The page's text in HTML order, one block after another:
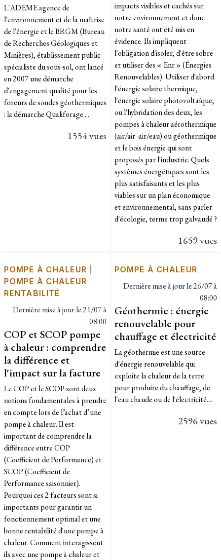
L'ADEME agence de
l'environnement et de la maîtrise
de l'énergie et le BRGM (Bureau
de Recherches Géologiques et
Minières), établissement public
spécialiste du sous-sol, ont lancé
en 2007 une démarche
d'engagement qualité pour les
foreurs de sondes géothermiques
: la démarche Qualiforage....
1554 vues
impacts visibles et cachés sur
notre environnement et donc
notre santé ont été mis en
évidence. Ils impliquent
l'obligation d'isoler, d'être sobre
et utiliser des « Enr » (Énergies
Renouvelables). Utiliser d'abord
l'énergie solaire thermique,
l'énergie solaire photovoltaïque,
ou l'hybridation des deux, les
pompes à chaleur aérothermique
(air/air -air/eau) ou géothermique
et le bois énergie qui sont
proposés par l'industrie. Quels
systèmes énergétiques sont les
plus satisfaisants et les plus
viables sur un plan économique
et environnemental, sans parler
d'écologie, terme trop galvaudé ?
1659 vues
POMPE À CHALEUR
POMPE À CHALEUR
RENTABILITÉ
Dernière mise à jour le21/07 à
08:00
COP et SCOP pompe
à chaleur : comprendre
la différence et
l'impact sur la facture
Le COP et le SCOP sont deux
notions fondamentales à prendre
en compte lors de l’achat d’une
pompe à chaleur. Il est
important de comprendre la
différence entre COP
(Coefficient de Performance) et
SCOP (Coefficient de
Performance saisonnier).
Pourquoi ces 2 facteurs sont si
importants pour garantir un
fonctionnement optimal et une
bonne rentabilité d'une pompe à
chaleur. Comment interagissent
ils avec une pompe à chaleur et
POMPE À CHALEUR
Dernière mise à jour le26/07 à
08:00
Géothermie : énergie
renouvelable pour
chauffage et électricité
La géothermie est une source
d'énergie renouvelable qui
exploite la chaleur de la terre
pour produire du chauffage, de
l'eau chaude ou de l'électricité....
2596 vues